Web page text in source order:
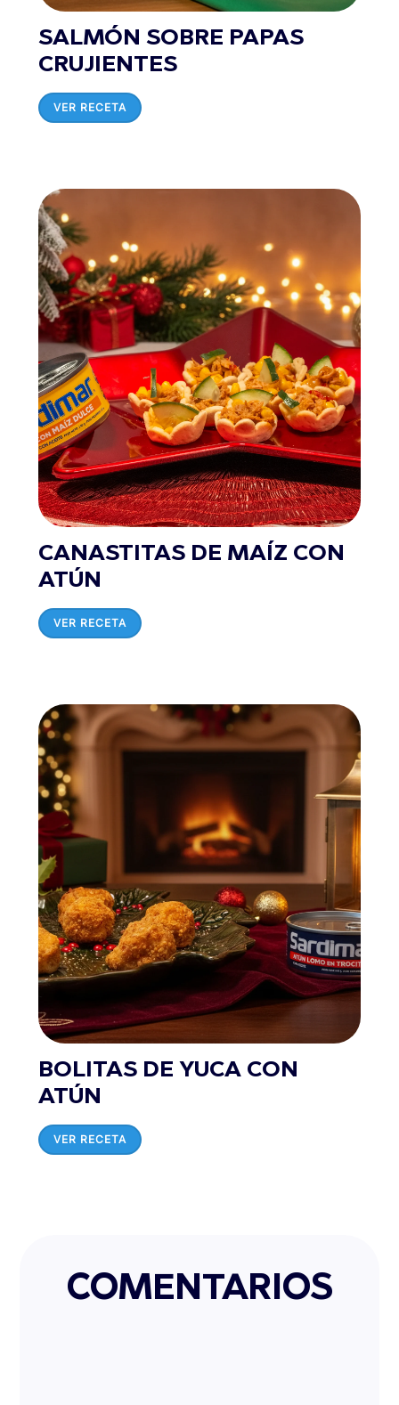
SALMÓN SOBRE PAPAS
CRUJIENTES
VER RECETA
CANASTITAS DE MAÍZ CON
ATÚN
VER RECETA
BOLITAS DE YUCA CON
ATÚN
VER RECETA
COMENTARIOS